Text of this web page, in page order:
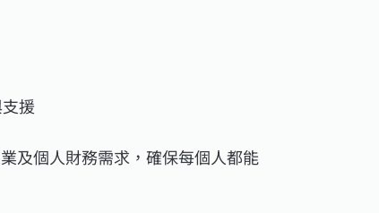
援
及個人財務需求，確保每個人都能